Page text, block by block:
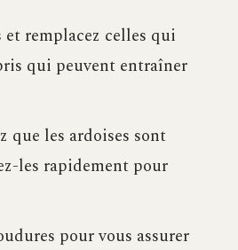
remplacez celles qui
qui peuvent entraîner
que les ardoises sont
les rapidement pour
pour vous assurer